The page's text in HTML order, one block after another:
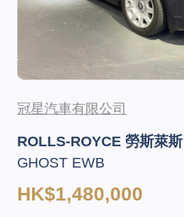
冠星汽車有限公司
ROLLS-ROYCE 勞斯萊斯
GHOST EWB
HK$1,480,000